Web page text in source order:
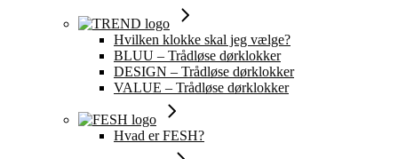
Hvilken klokke skal jeg vælge?
BLUU – Trådløse dørklokker
DESIGN – Trådløse dørklokker
VALUE – Trådløse dørklokker
Hvad er FESH?